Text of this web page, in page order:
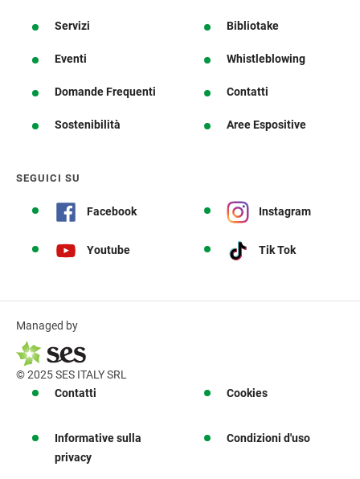
Servizi Bibliotake
Eventi Whistleblowing
Domande Frequenti Contatti
Sostenibilità Aree Espositive
SEGUICI SU
Facebook Instagram
Youtube Tik Tok
Managed by
© 2025 SES ITALY SRL
Contatti
Cookies
Informative sulla
privacy
Condizioni d'uso